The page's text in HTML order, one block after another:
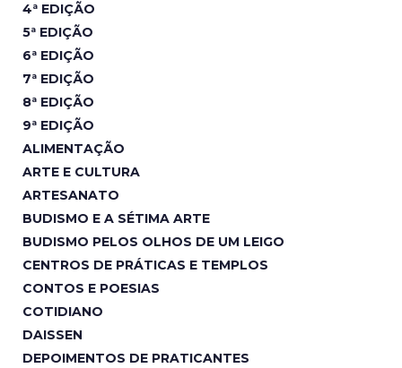
4ª EDIÇÃO
5ª EDIÇÃO
6ª EDIÇÃO
7ª EDIÇÃO
8ª EDIÇÃO
9ª EDIÇÃO
ALIMENTAÇÃO
ARTE E CULTURA
ARTESANATO
BUDISMO E A SÉTIMA ARTE
BUDISMO PELOS OLHOS DE UM LEIGO
CENTROS DE PRÁTICAS E TEMPLOS
CONTOS E POESIAS
COTIDIANO
DAISSEN
DEPOIMENTOS DE PRATICANTES